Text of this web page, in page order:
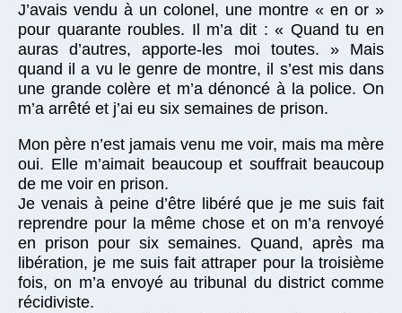
J’avais vendu à un colonel, une montre « en or »
pour quarante roubles. Il m’a dit : « Quand tu en
auras d’autres, apporte-les moi toutes. » Mais
quand il a vu le genre de montre, il s’est mis dans
une grande colère et m’a dénoncé à la police. On
m’a arrêté et j’ai eu six semaines de prison.
Mon père n’est jamais venu me voir, mais ma mère
oui. Elle m’aimait beaucoup et souffrait beaucoup
de me voir en prison.
Je venais à peine d’être libéré que je me suis fait
reprendre pour la même chose et on m’a renvoyé
en prison pour six semaines. Quand, après ma
libération, je me suis fait attraper pour la troisième
fois, on m’a envoyé au tribunal du district comme
récidiviste.